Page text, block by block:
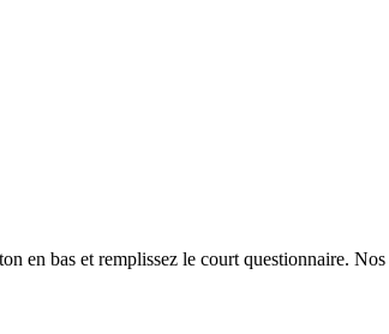
en bas et remplissez le court questionnaire.